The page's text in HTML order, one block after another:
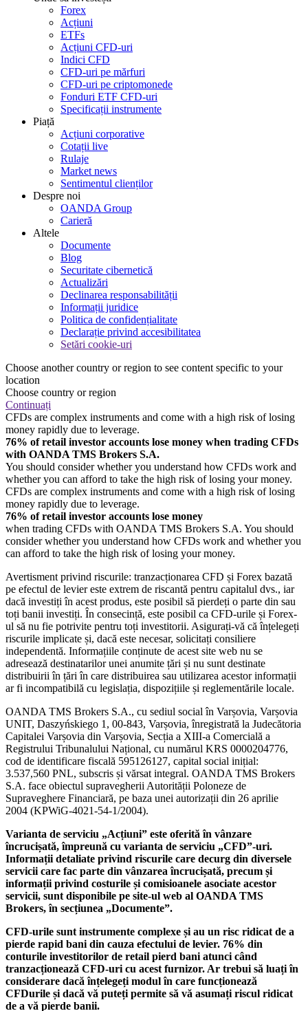
Forex
Acțiuni
ETFs
Acțiuni CFD-uri
Indici CFD
CFD-uri pe mărfuri
CFD-uri pe criptomonede
Fonduri ETF CFD-uri
Specificații instrumente
Piață
Acțiuni corporative
Cotații live
Rulaje
Market news
Sentimentul clienților
Despre noi
OANDA Group
Carieră
Altele
Documente
Blog
Securitate cibernetică
Actualizări
Declinarea responsabilității
Informații juridice
Politica de confidențialitate
Declarație privind accesibilitatea
Setări cookie-uri
Choose another country or region to see content specific to your
location
Choose country or region
Continuați
CFDs are complex instruments and come with a high risk of losing
money rapidly due to leverage.
76% of retail investor accounts lose money when trading CFDs
with OANDA TMS Brokers S.A.
You should consider whether you understand how CFDs work and
whether you can afford to take the high risk of losing your money.
CFDs are complex instruments and come with a high risk of losing
money rapidly due to leverage.
76% of retail investor accounts lose money
when trading CFDs with OANDA TMS Brokers S.A. You should
consider whether you understand how CFDs work and whether you
can afford to take the high risk of losing your money.
Avertisment privind riscurile: tranzacționarea CFD și Forex bazată
pe efectul de levier este extrem de riscantă pentru capitalul dvs., iar
dacă investiți în acest produs, este posibil să pierdeți o parte din sau
toți banii investiți. În consecință, este posibil ca CFD-urile și Forex-
ul să nu fie potrivite pentru toți investitorii. Asigurați-vă că înțelegeți
riscurile implicate și, dacă este necesar, solicitați consiliere
independentă. Informațiile conținute de acest site web nu se
adresează destinatarilor unei anumite țări și nu sunt destinate
distribuirii în țări în care distribuirea sau utilizarea acestor informații
ar fi incompatibilă cu legislația, dispozițiile și reglementările locale.
OANDA TMS Brokers S.A., cu sediul social în Varșovia, Varșovia
UNIT, Daszyńskiego 1, 00-843, Varșovia, înregistrată la Judecătoria
Capitalei Varșovia din Varșovia, Secția a XIII-a Comercială a
Registrului Tribunalului Național, cu numărul KRS 0000204776,
cod de identificare fiscală 595126127, capital social inițial:
3.537,560 PNL, subscris și vărsat integral. OANDA TMS Brokers
S.A. face obiectul supravegherii Autorității Poloneze de
Supraveghere Financiară, pe baza unei autorizații din 26 aprilie
2004 (KPWiG-4021-54-1/2004).
Varianta de serviciu „Acțiuni” este oferită în vânzare
încrucișată, împreună cu varianta de serviciu „CFD”-uri.
Informații detaliate privind riscurile care decurg din diversele
servicii care fac parte din vânzarea încrucișată, precum și
informații privind costurile și comisioanele asociate acestor
servicii, sunt disponibile pe site-ul web al OANDA TMS
Brokers, în secțiunea „Documente”.
CFD-urile sunt instrumente complexe și au un risc ridicat de a
pierde rapid bani din cauza efectului de levier. 76% din
conturile investitorilor de retail pierd bani atunci când
tranzacționează CFD-uri cu acest furnizor. Ar trebui să luați în
considerare dacă înțelegeți modul în care funcționează
CFDurile și dacă vă puteți permite să vă asumați riscul ridicat
de a vă pierde banii.